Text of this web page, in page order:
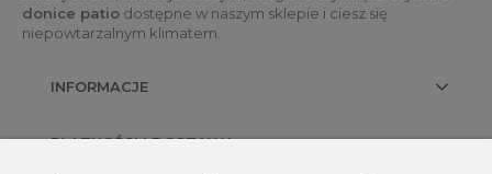
donice patio dostępne w naszym sklepie i ciesz się
niepowtarzalnym klimatem.
INFORMACJE
PŁATNOŚCI I DOSTAWA